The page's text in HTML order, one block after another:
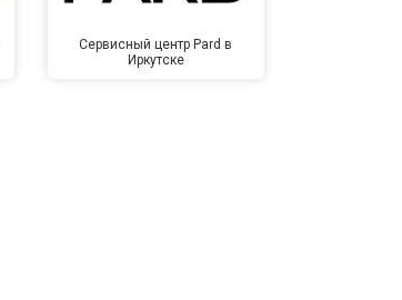
Сервисный центр Pard в
Иркутске